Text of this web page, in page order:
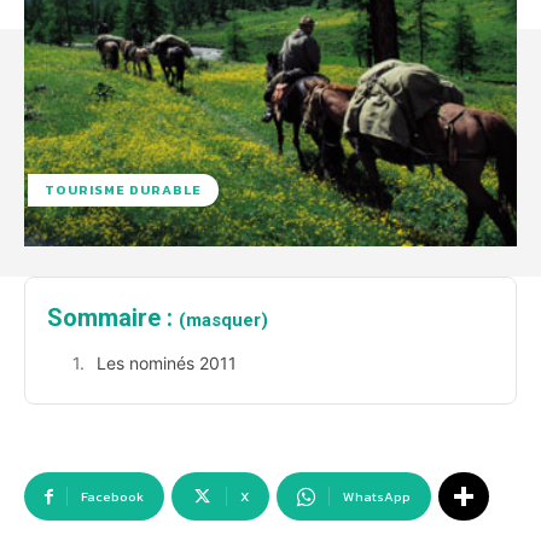
TOURISME DURABLE
Sommaire : (masquer)
Les nominés 2011
Facebook X WhatsApp